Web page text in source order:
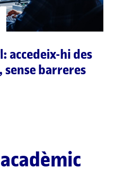
accedeix-hi des
sense barreres